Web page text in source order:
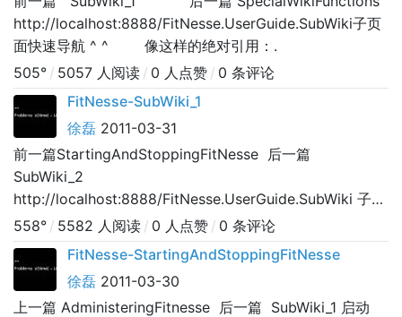
http://localhost:8888/FitNesse.UserGuide.SubWiki子页
面快速导航 ^ ^ 像这样的绝对引用：.
505° / 5057 人阅读 / 0 人点赞 / 0 条评论
FitNesse-SubWiki_1
徐磊 2011-03-31
前一篇StartingAndStoppingFitNesse 后一篇
SubWiki_2
http://localhost:8888/FitNesse.UserGuide.SubWiki 子页
面：层次化的组织FitNesse页面 为什么我们需要层次化页
面呢？(为什么我们的文件系统是文件夹套文件夹呢？了解
了？！那就跳过这段吧，哈哈) FitNesse，我们称它为
wiki，但
558° / 5582 人阅读 / 0 人点赞 / 0 条评论
FitNesse-StartingAndStoppingFitNesse
徐磊 2011-03-30
上一篇 AdministeringFitnesse 后一篇 SubWiki_1 启动